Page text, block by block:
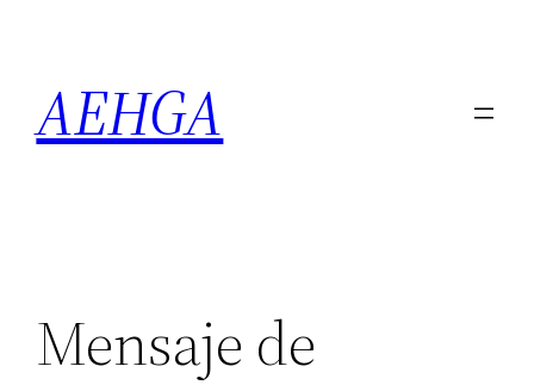
contenido
AEHGA
Mensaje de